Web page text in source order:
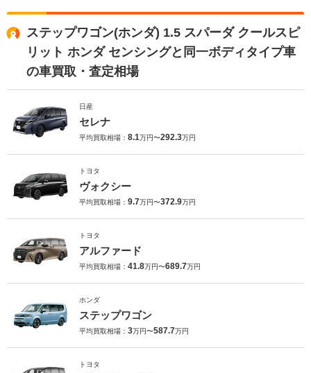
ステップワゴン(ホンダ) 1.5 スパーダ クールスピ
リット ホンダ センシングと同一ボディタイプ車
の車買取・査定相場
日産
セレナ
平均買取相場： 8.1万円〜292.3万円
トヨタ
ヴォクシー
平均買取相場： 9.7万円〜372.9万円
トヨタ
アルファード
平均買取相場： 41.8万円〜689.7万円
ホンダ
ステップワゴン
平均買取相場： 3万円〜587.7万円
トヨタ